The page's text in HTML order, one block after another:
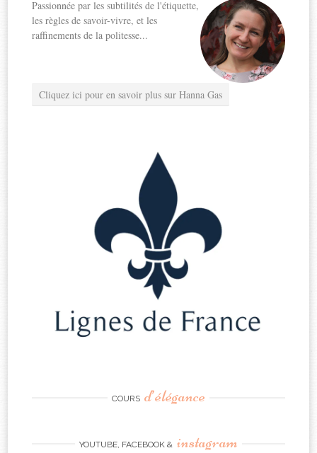
Passionnée par les subtilités de l'étiquette,
les règles de savoir-vivre, et les
raffinements de la politesse...
Cliquez ici pour en savoir plus sur Hanna Gas
COURS d’élégance
YOUTUBE, FACEBOOK & instagram